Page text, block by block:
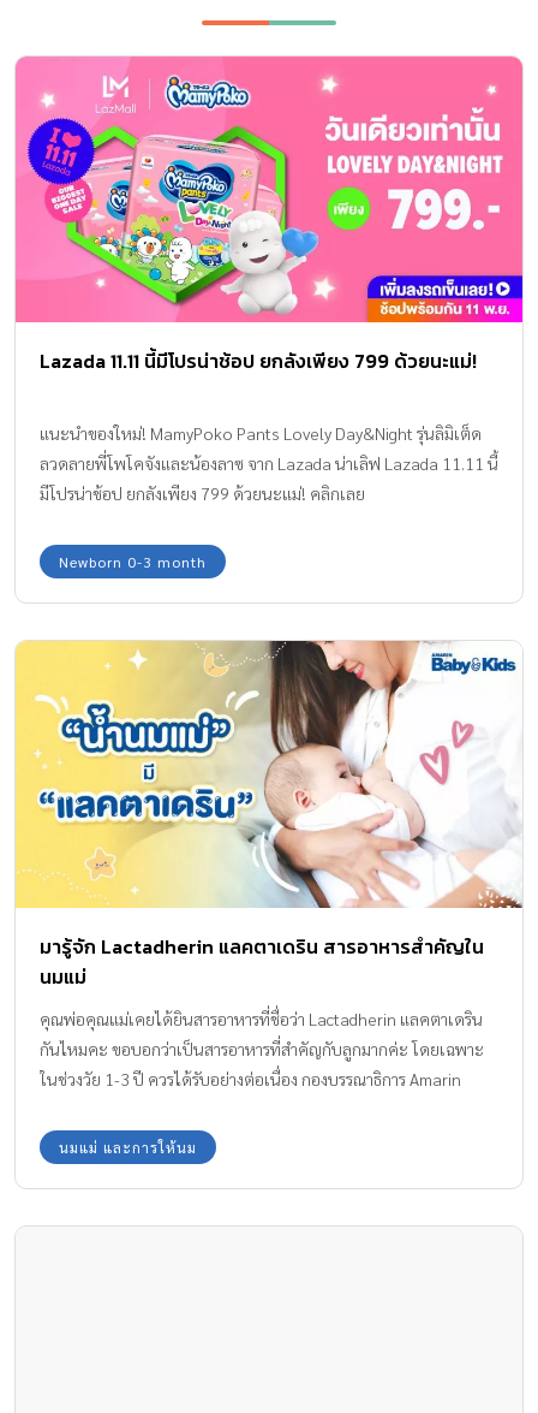
Lazada 11.11 นี้มีโปรน่าช้อป ยกลังเพียง 799 ด้วยนะแม่!
แนะนำของใหม่! MamyPoko Pants Lovely Day&Night รุ่นลิมิเต็ด
ลวดลายพี่โพโคจังและน้องลาซ จาก Lazada น่าเลิฟ Lazada 11.11 นี้
มีโปรน่าช้อป ยกลังเพียง 799 ด้วยนะแม่! คลิกเลย
ช้อปพร้อมกัน 11 พ.ย. 62 วันเดียวเท่านั้นนะ
Newborn 0-3 month
มารู้จัก Lactadherin แลคตาเดริน สารอาหารสำคัญใน
นมแม่
คุณพ่อคุณแม่เคยได้ยินสารอาหารที่ชื่อว่า Lactadherin แลคตาเดริน
กันไหมคะ ขอบอกว่าเป็นสารอาหารที่สำคัญกับลูกมากค่ะ โดยเฉพาะ
ในช่วงวัย 1-3 ปี ควรได้รับอย่างต่อเนื่อง กองบรรณาธิการ Amarin
แลคตาเดรินกันค่ะ
นมแม่ และการให้นม